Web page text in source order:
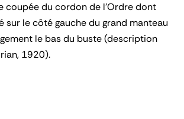
coupée du cordon de l'Ordre dont
sur le côté gauche du grand manteau
le bas du buste (description
1920).